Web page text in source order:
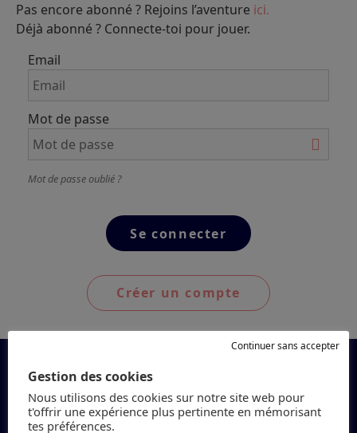
Pas encore abonné ? Rejoins l’aventure ici.
Déjà abonné ? Connecte-toi pour jouer.
Email
Mot de passe
Mot de passe oublié ?
Créer un compte
Gestion des cookies
Nous utilisons des cookies sur notre site web pour
t'offrir une expérience plus pertinente en mémorisant
tes préférences.
Continuer sans accepter